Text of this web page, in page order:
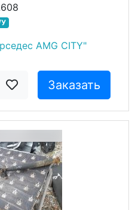
AMG CITY"
Заказать